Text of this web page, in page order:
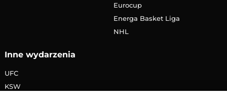
Eurocup
Energa Basket Liga
NHL
Inne wydarzenia
UFC
KSW